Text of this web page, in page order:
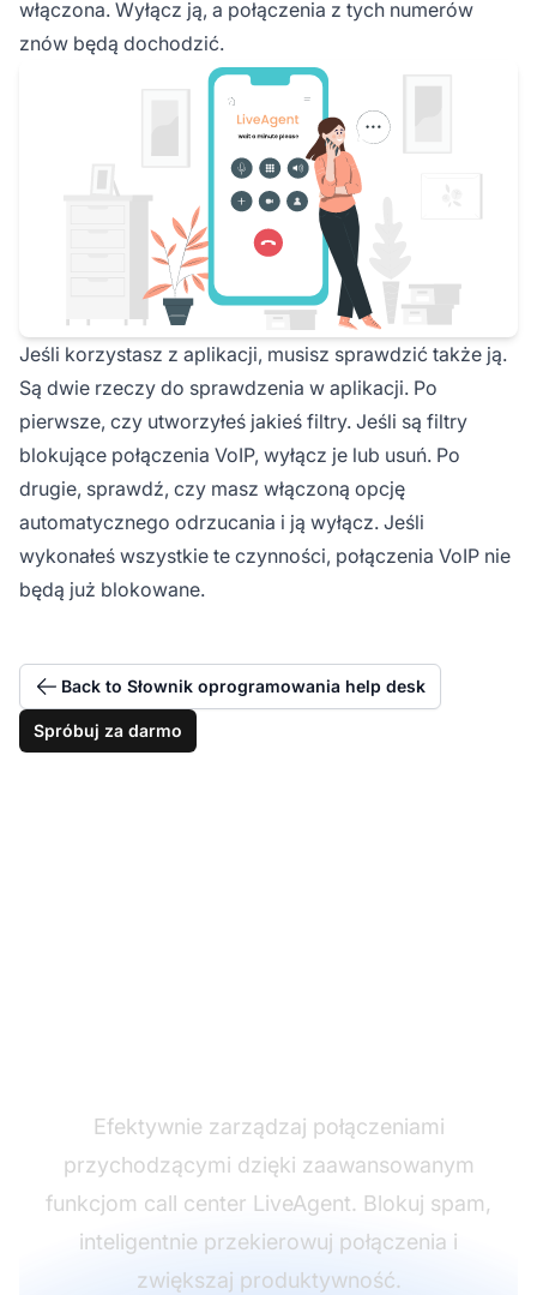
włączona. Wyłącz ją, a połączenia z tych numerów
znów będą dochodzić.
Jeśli korzystasz z aplikacji, musisz sprawdzić także ją.
Są dwie rzeczy do sprawdzenia w aplikacji. Po
pierwsze, czy utworzyłeś jakieś filtry. Jeśli są filtry
blokujące połączenia VoIP, wyłącz je lub usuń. Po
drugie, sprawdź, czy masz włączoną opcję
automatycznego odrzucania i ją wyłącz. Jeśli
wykonałeś wszystkie te czynności, połączenia VoIP nie
będą już blokowane.
Back to Słownik oprogramowania help desk
Spróbuj za darmo
Efektywnie zarządzaj połączeniami
przychodzącymi dzięki zaawansowanym
funkcjom call center LiveAgent. Blokuj spam,
inteligentnie przekierowuj połączenia i
zwiększaj produktywność.